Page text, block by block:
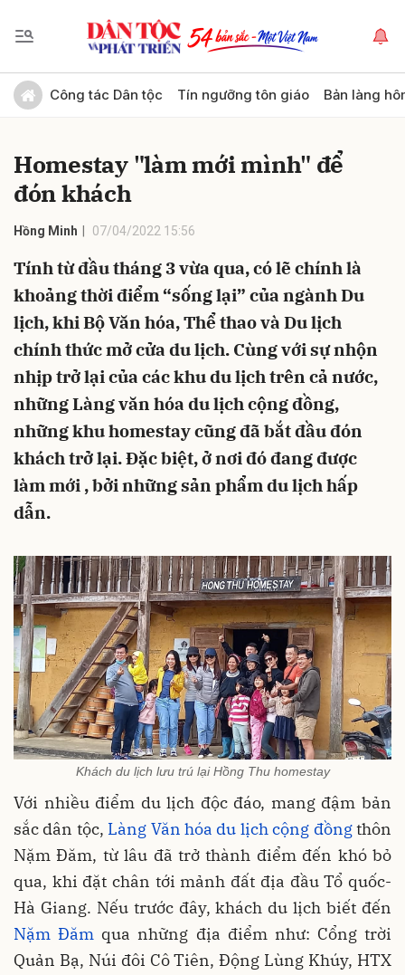
Công tác Dân tộc Tín ngưỡng tôn giáo Bản làng
Homestay "làm mới mình" để
đón khách
Hồng Minh 07/04/2022 15:56
Tính từ đầu tháng 3 vừa qua, có lẽ chính là
khoảng thời điểm “sống lại” của ngành Du
lịch, khi Bộ Văn hóa, Thể thao và Du lịch
chính thức mở cửa du lịch. Cùng với sự nhộn
nhịp trở lại của các khu du lịch trên cả nước,
những Làng văn hóa du lịch cộng đồng,
những khu homestay cũng đã bắt đầu đón
khách trở lại. Đặc biệt, ở nơi đó đang được
làm mới , bởi những sản phẩm du lịch hấp
dẫn.
Khách du lịch lưu trú lại Hồng Thu homestay
Với nhiều điểm du lịch độc đáo, mang đậm bản
sắc dân tộc, Làng Văn hóa du lịch cộng đồngthôn
Nặm Đăm, từ lâu đã trở thành điểm đến khó bỏ
qua, khi đặt chân tới mảnh đất địa đầu Tổ quốc-
Hà Giang. Nếu trước đây, khách du lịch biết đến
Nặm Đăm qua những địa điểm như: Cổng trời
Quản Bạ, Núi đôi Cô Tiên, Động Lùng Khúy, HTX
Gửi bình luận
Hủy Gửi